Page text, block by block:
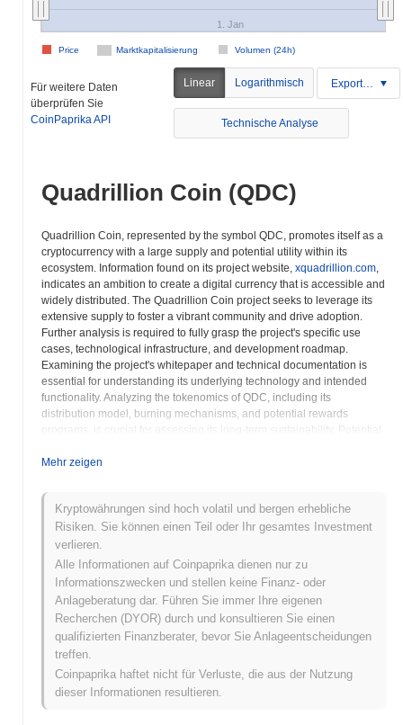
Marktkapitalisierung Volumen (24h)
Price
1. Jan
Für weitere Daten
überprüfen Sie
CoinPaprika API
Linear Logarithmisch Exportieren
Technische Analyse
Quadrillion Coin (QDC)
Quadrillion Coin, represented by the symbol QDC, promotes itself as a
cryptocurrency with a large supply and potential utility within its
ecosystem. Information found on its project website, xquadrillion.com,
indicates an ambition to create a digital currency that is accessible and
widely distributed. The Quadrillion Coin project seeks to leverage its
extensive supply to foster a vibrant community and drive adoption.
Further analysis is required to fully grasp the project's specific use
cases, technological infrastructure, and development roadmap.
Examining the project's whitepaper and technical documentation is
essential for understanding its underlying technology and intended
functionality. Analyzing the tokenomics of QDC, including its
distribution model, burning mechanisms, and potential rewards
programs, is crucial for assessing its long-term sustainability. Potential
measures, smart contract audits, and overall risk profile before making
exercise caution and understand the inherent volatility and speculative
nature of the market.
Quadrillion Coin (QDC) FAQ –
Schlüsselmetriken & Markteinblicke
Wo kann ich Quadrillion Coin (QDC) kaufen?
Quadrillion Coin (QDC) ist weithin verfügbar auf centralized and
decentralized Kryptowährungsbörsen.
Was ist das aktuelle tägliche Handelsvolumen von
Quadrillion Coin?
Mehr zeigen
Kryptowährungen sind hoch volatil und bergen erhebliche
Risiken. Sie können einen Teil oder Ihr gesamtes Investment
verlieren.
Alle Informationen auf Coinpaprika dienen nur zu
Informationszwecken und stellen keine Finanz- oder
Anlageberatung dar. Führen Sie immer Ihre eigenen
Recherchen (DYOR) durch und konsultieren Sie einen
qualifizierten Finanzberater, bevor Sie Anlageentscheidungen
treffen.
Coinpaprika haftet nicht für Verluste, die aus der Nutzung
dieser Informationen resultieren.